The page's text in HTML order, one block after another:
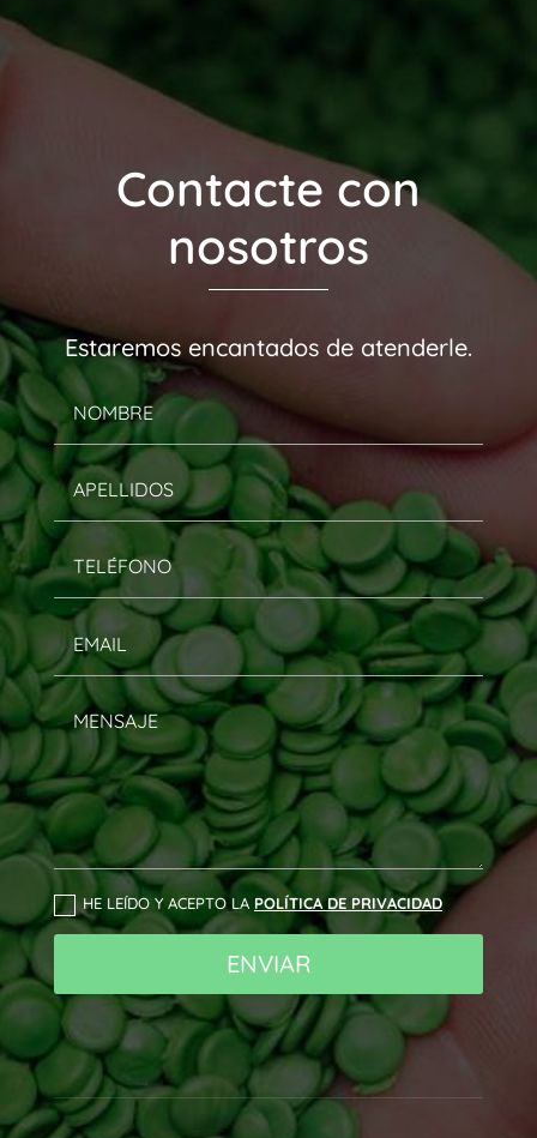
Contacte con
nosotros
Estaremos encantados de atenderle.
HE LEÍDO Y ACEPTO LA POLÍTICA DE PRIVACIDAD
ENVIAR